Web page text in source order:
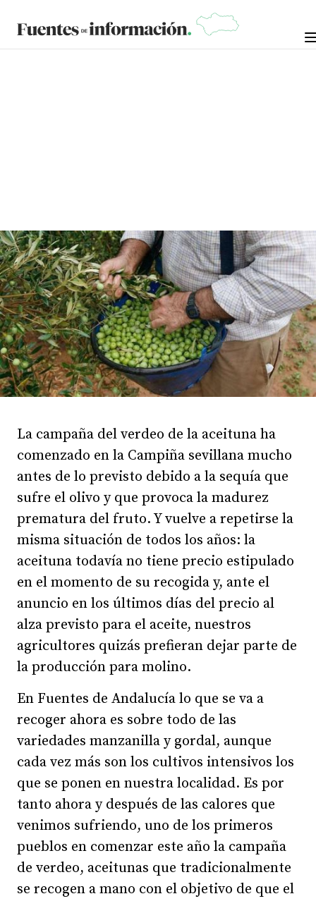
La campaña del verdeo de la aceituna ha
comenzado en la Campiña sevillana mucho
antes de lo previsto debido a la sequía que
sufre el olivo y que provoca la madurez
prematura del fruto. Y vuelve a repetirse la
misma situación de todos los años: la
aceituna todavía no tiene precio estipulado
en el momento de su recogida y, ante el
anuncio en los últimos días del precio al
alza previsto para el aceite, nuestros
agricultores quizás prefieran dejar parte de
la producción para molino.
En Fuentes de Andalucía lo que se va a
recoger ahora es sobre todo de las
variedades manzanilla y gordal, aunque
cada vez más son los cultivos intensivos los
que se ponen en nuestra localidad. Es por
tanto ahora y después de las calores que
venimos sufriendo, uno de los primeros
pueblos en comenzar este año la campaña
de verdeo, aceitunas que tradicionalmente
se recogen a mano con el objetivo de que el